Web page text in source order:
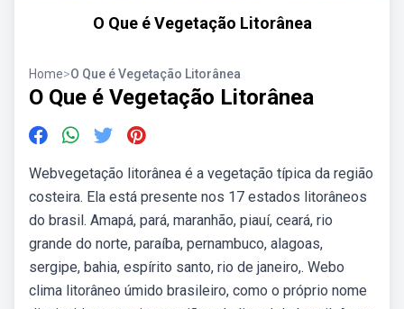
O Que é Vegetação Litorânea
Home>O Que é Vegetação Litorânea
O Que é Vegetação Litorânea
Webvegetação litorânea é a vegetação típica da região
costeira. Ela está presente nos 17 estados litorâneos
do brasil. Amapá, pará, maranhão, piauí, ceará, rio
grande do norte, paraíba, pernambuco, alagoas,
sergipe, bahia, espírito santo, rio de janeiro,. Webo
clima litorâneo úmido brasileiro, como o próprio nome